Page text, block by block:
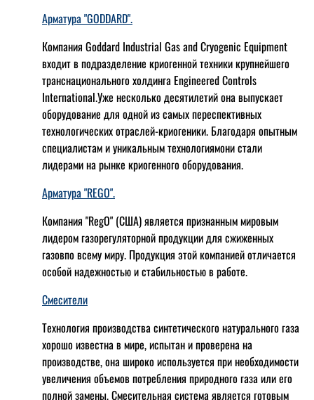
Арматура "GODDARD".
Компания Goddard Industrial Gas and Cryogenic Equipment
входит в подразделение криогенной техники крупнейшего
транснационального холдинга Engineered Controls
International.Уже несколько десятилетий она выпускает
оборудование для одной из самых переспективных
технологических отраслей-криогеники. Благодаря опытным
специалистам и уникальным технологиямони стали
лидерами на рынке криогенного оборудования.
Арматура "REGO".
Компания "RegO" (США) является признанным мировым
лидером газорегуляторной продукции для сжиженных
газовпо всему миру. Продукция этой компанией отличается
особой надежностью и стабильностью в работе.
Смесители
Технология производства синтетического натурального газа
хорошо известна в мире, испытан и проверена на
производстве, она широко используется при необходимости
увеличения объемов потребления природного газа или его
полной замены. Смесительная система является готовым